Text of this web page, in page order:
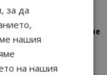
Петрич – Изживяване
за да
нашия
на нашия